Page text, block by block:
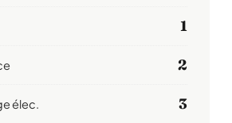
1
2
élec. 3